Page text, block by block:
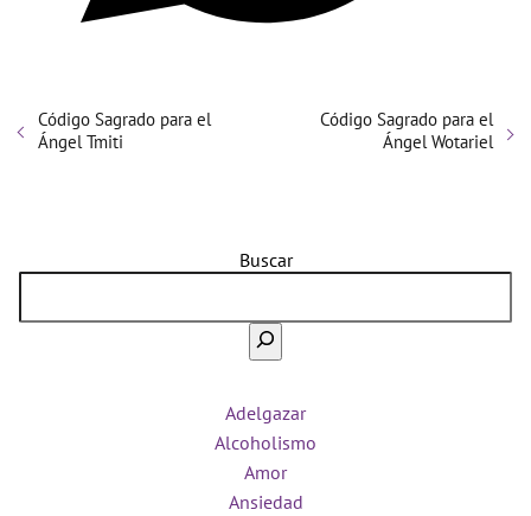
Código Sagrado para el
Ángel Tmiti
Código Sagrado para el
Ángel Wotariel
Buscar
Adelgazar
Alcoholismo
Amor
Ansiedad